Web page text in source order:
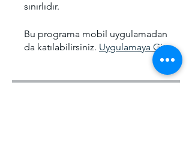
Bu programa mobil uygulamadan
da katılabilirsiniz. Uygulamaya Git